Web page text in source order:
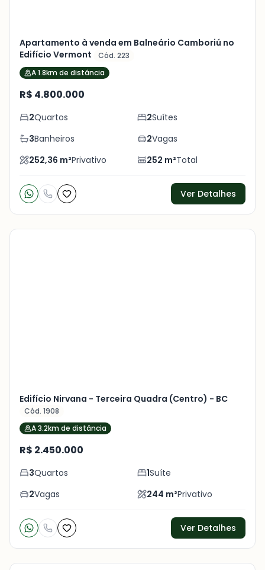
Apartamento à venda em Balneário Camboriú no
Edifício Vermont
Cód. 223
A 1.8km de distância
R$ 4.800.000
2Quartos 2Suítes
3Banheiros 2Vagas
252,36 m²Privativo 252 m²Total
Ver Detalhes
Edifício Nirvana - Terceira Quadra (Centro) - BC
Cód. 1908
A 3.2km de distância
R$ 2.450.000
3Quartos 1Suíte
2Vagas 244 m²Privativo
Ver Detalhes